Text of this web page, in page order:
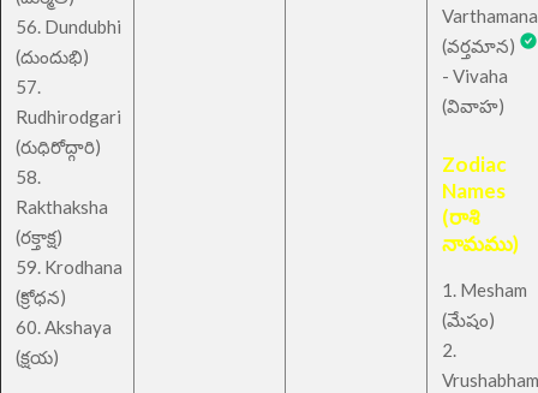
56. Dundubhi
(దుందుభి)
57.
Rudhirodgari
(రుధిరోద్గారి)
58.
Rakthaksha
(రక్తాక్ష)
59. Krodhana
(క్రోధన)
60. Akshaya
(క్షయ)
Varthamana
(వర్తమాన)
- Vivaha
(వివాహ)
Zodiac
Names
(రాశి
నామము)
1. Mesham
(మేషం)
2.
Vrushabham